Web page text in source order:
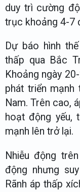
duy trì cường
trục khoảng 4-7
Dự báo hình
thấp qua Bắc
Khoảng ngày
phát triển
Nam. Trên cao,
hoạt động yếu,
mạnh lên trở lại.
Nhiễu động
động nhưng
Rãnh áp thấp